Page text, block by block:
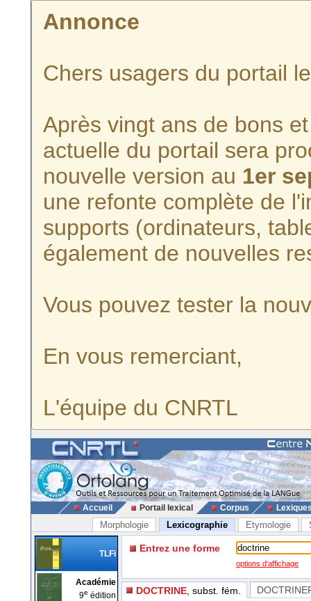
Annonce
Chers usagers du portail
Après vingt ans de bons
actuelle du portail sera
nouvelle version au 1er
une refonte complète de
supports (ordinateurs,
également de nouvelles
Vous pouvez tester la
En vous remerciant,
L'équipe du CNRTL
Accueil Portail lexical Corpus
Morphologie Lexicographie Etymologie
TLFi
Académie
9e édition
Entrez une forme
options d'affichage
DOCTRINE , subst. fém.